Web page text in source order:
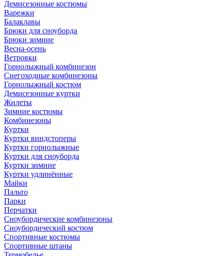
Демисезонные костюмы
Варежки
Балаклавы
Брюки для сноуборда
Брюки зимние
Весна-осень
Ветровки
Горнолыжный комбинезон
Снегоходные комбинезоны
Горнолыжный костюм
Демисезонные куртки
Жилеты
Зимние костюмы
Комбинезоны
Куртки
Куртки виндстоперы
Куртки горнолыжные
Куртки для сноуборда
Куртки зимние
Куртки удлинённые
Майки
Пальто
Парки
Перчатки
Сноубордические комбинезоны
Сноубордический костюм
Спортивные костюмы
Спортивные штаны